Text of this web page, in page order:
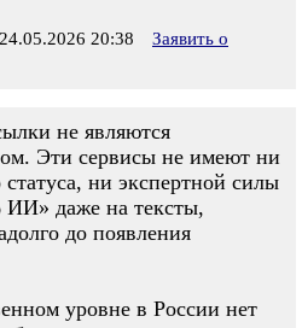
20:38
Заявить о
не являются
Эти сервисы не имеют ни
ни экспертной силы
ИИ» даже на тексты,
до появления
уровне в России нет